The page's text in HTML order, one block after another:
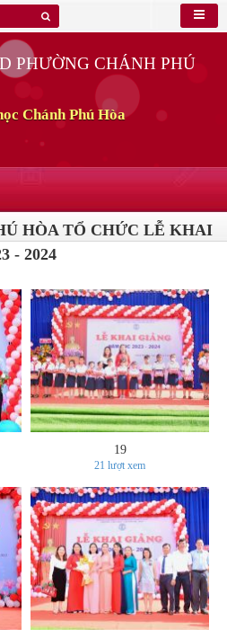
PHƯỜNG CHÁNH PHÚ
Chánh Phú Hòa
HÒA TỔ CHỨC LỄ KHAI
- 2024
19
21 lượt xem